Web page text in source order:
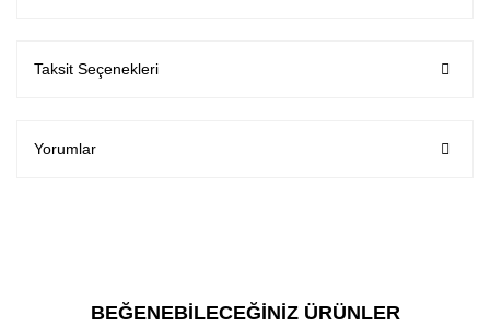
Taksit Seçenekleri
Yorumlar
BEĞENEBİLECEĞİNİZ ÜRÜNLER